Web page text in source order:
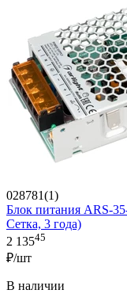
028781(1)
Блок питания ARS-
Сетка, 3 года)
2 13545
₽/шт
В наличии